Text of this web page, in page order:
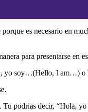
es necesario en
para presentarse en
yo soy…(Hello, I am…)
podrías decir, “Hola,